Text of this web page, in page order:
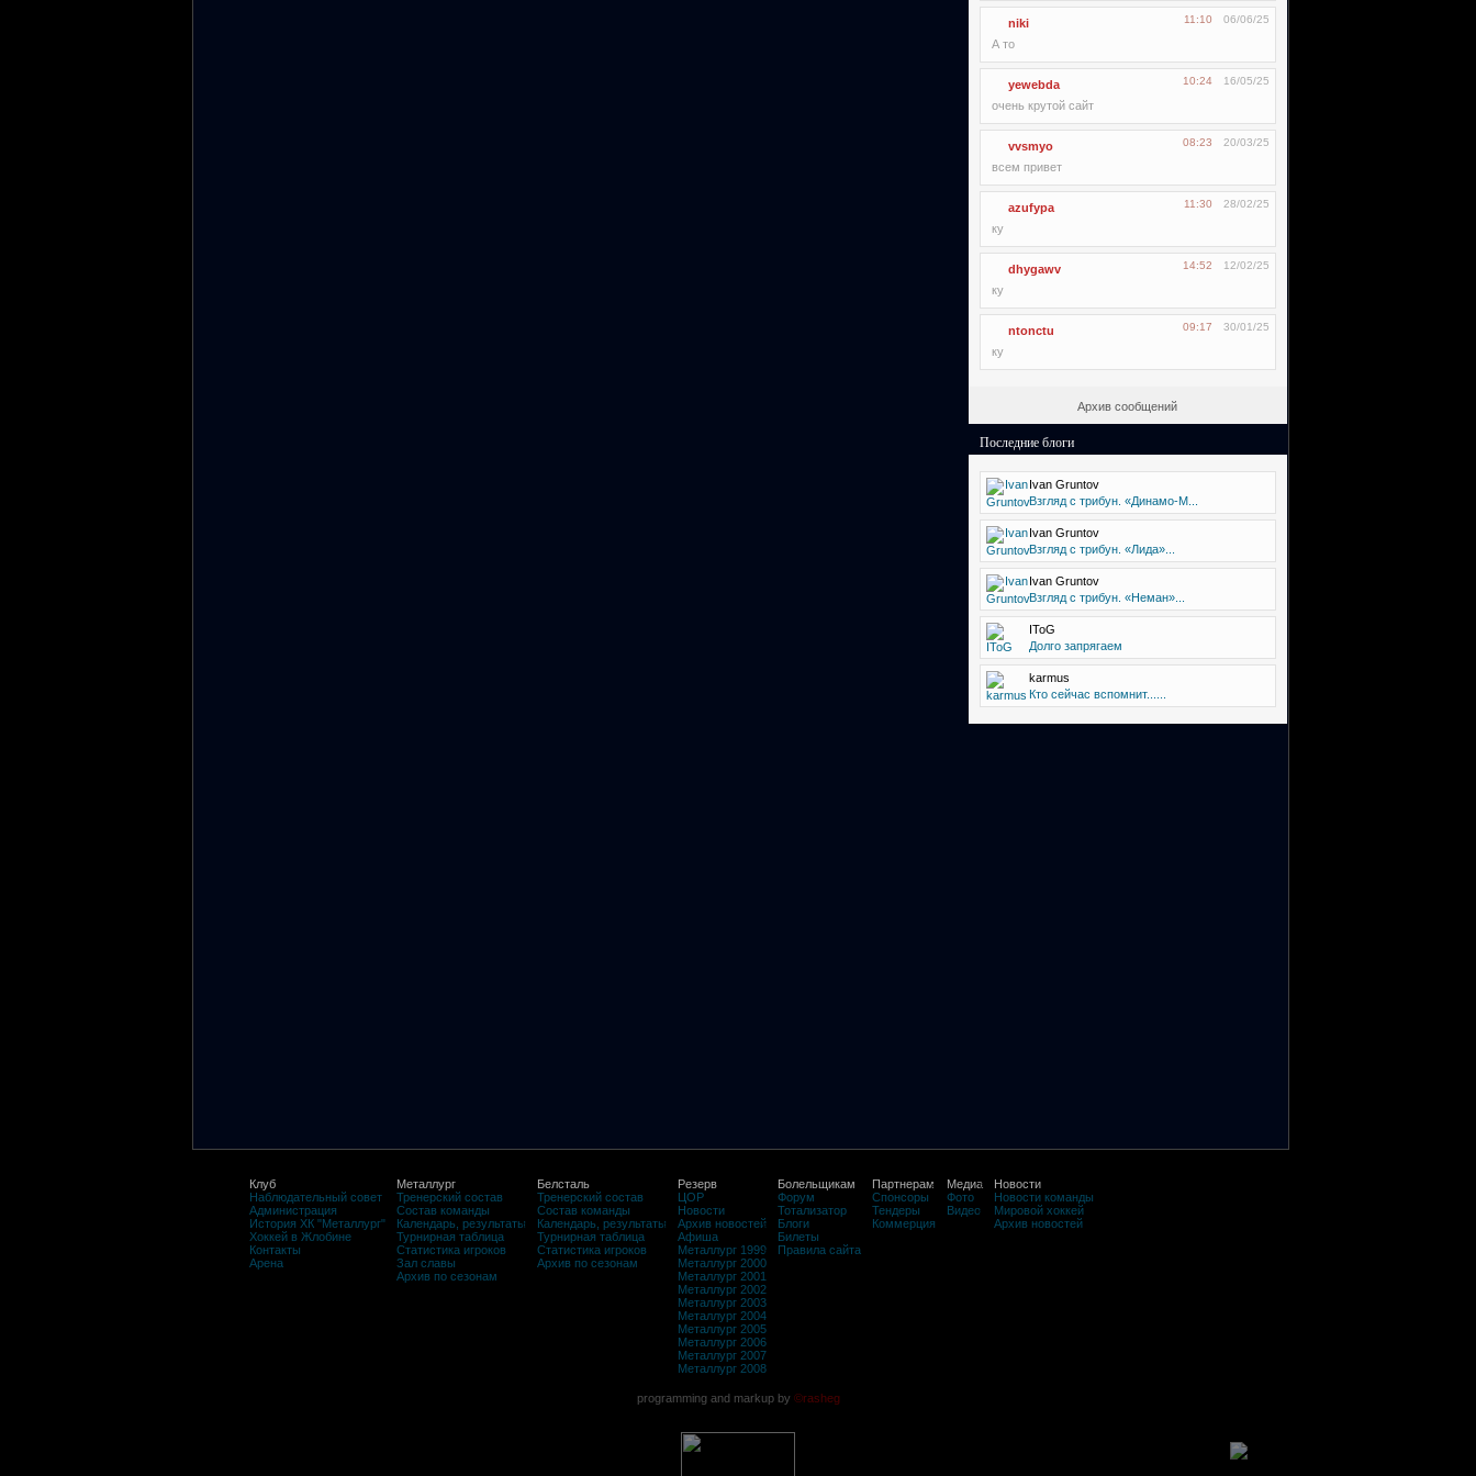
niki 06/06/25
11:10
А то
yewebda 16/05/25
10:24
очень крутой сайт
vvsmyo 20/03/25
08:23
всем привет
azufypa 28/02/25
11:30
ку
dhygawv 12/02/25
14:52
ку
ntonctu 30/01/25
09:17
ку
Архив сообщений
Последние блоги
Ivan Gruntov
Взгляд с трибун. «Динамо-М...
Ivan Gruntov
Взгляд с трибун. «Лида»...
Ivan Gruntov
Взгляд с трибун. «Неман»...
IToG
Долго запрягаем
karmus
Кто сейчас вспомнит......
Клуб
Наблюдательный совет
Администрация
История ХК "Металлург"
Хоккей в Жлобине
Контакты
Арена
Металлург
Тренерский состав
Состав команды
Календарь, результаты
Турнирная таблица
Статистика игроков
Зал славы
Архив по сезонам
Белсталь
Тренерский состав
Состав команды
Календарь, результаты
Турнирная таблица
Статистика игроков
Архив по сезонам
Резерв
ЦОР
Новости
Архив новостей
Афиша
Металлург 1999
Металлург 2000
Металлург 2001
Металлург 2002
Металлург 2003
Металлург 2004
Металлург 2005
Металлург 2006
Металлург 2007
Металлург 2008
Болельщикам
Форум
Тотализатор
Блоги
Билеты
Правила сайта
Партнерам
Спонсоры
Тендеры
Коммерция
Медиа
Фото
Видео
Новости
Новости команды
Мировой хоккей
Архив новостей
programming and markup by ©rasheg